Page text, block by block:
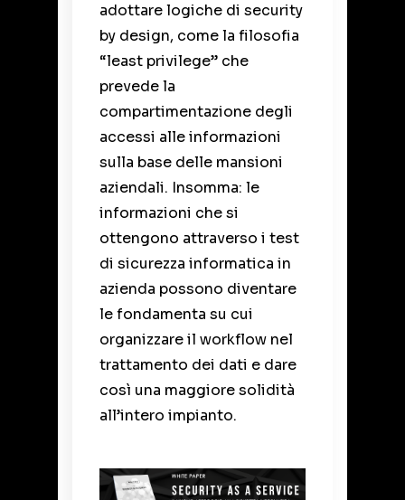
adottare logiche di security
by design, come la filosofia
“least privilege” che
prevede la
compartimentazione degli
accessi alle informazioni
sulla base delle mansioni
aziendali. Insomma: le
informazioni che si
ottengono attraverso i test
di sicurezza informatica in
azienda possono diventare
le fondamenta su cui
organizzare il workflow nel
trattamento dei dati e dare
così una maggiore solidità
all’intero impianto.